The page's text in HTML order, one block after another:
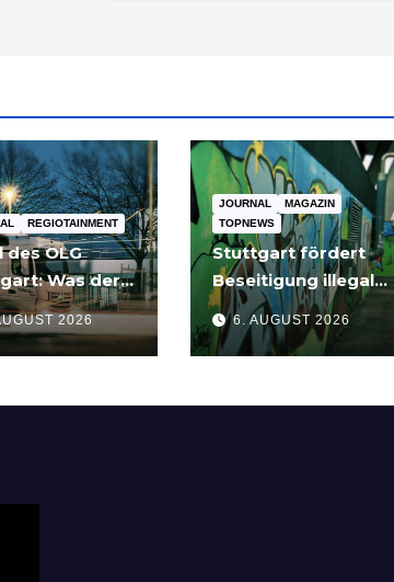
REGIOTAINMENT
des OLG
Was der
die
von
2026
JOURNAL
MAGAZIN
TOPNEWS
Stuttgart fördert
Beseitigung illegaler
Graffiti an privaten
Gebäuden –
Zuschüsse bis 3.500
6. AUGUST 2026